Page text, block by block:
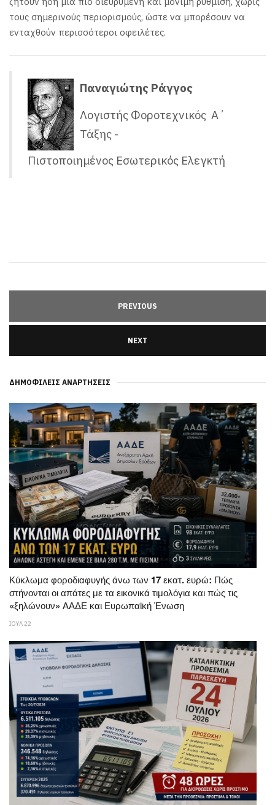
τους σημερινούς περιορισμούς, ώστε να μπορέσουν να
ενταχθούν περισσότεροι οφειλέτες.
Παναγιώτης Ράγγος
Λογιστής Φοροτεχνικός Α΄
Τάξης -
Πιστοποιημένος Εσωτερικός Ελεγκτή
PREVIOUS
NEXT
ΔΗΜΟΦΙΛΕΊΣ ΑΝΑΡΤΉΣΕΙΣ
Κύκλωμα φοροδιαφυγής άνω των 17 εκατ. ευρώ: Πώς
στήνονται οι απάτες με τα εικονικά τιμολόγια και πώς τις
«ξηλώνουν» ΑΑΔΕ και Ευρωπαϊκή Ένωση
ΙΟΥΛ 22